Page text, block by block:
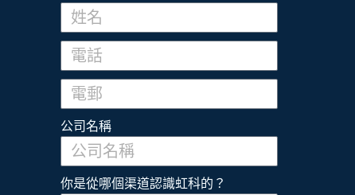
公司名稱
你是從哪個渠道認識虹科的？